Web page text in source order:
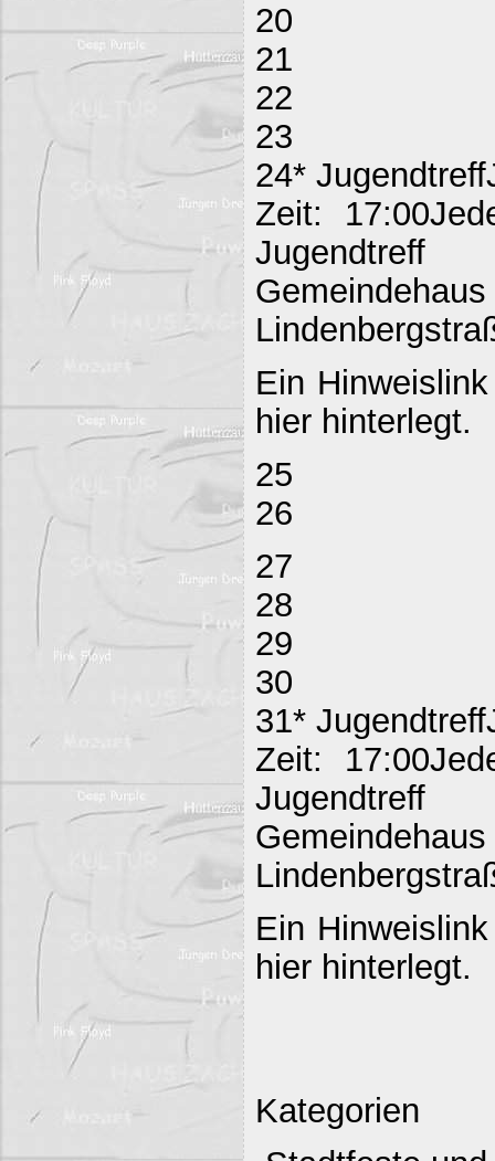
20
21
22
23
24*
Zeit:
Jugendtreff
Ein
hier hinterlegt.
25
26
27
28
29
30
31*
Zeit:
Jugendtreff
Ein
hier hinterlegt.
Kategorien